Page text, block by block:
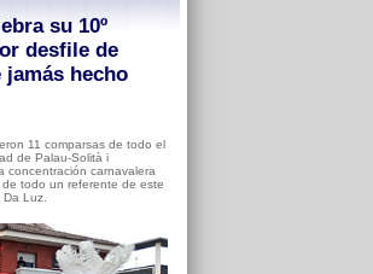
su 10º
desfile de
jamás hecho
11 comparsas de todo el
de Palau-Solità i
concentración carnavalera
todo un referente de este
Luz.